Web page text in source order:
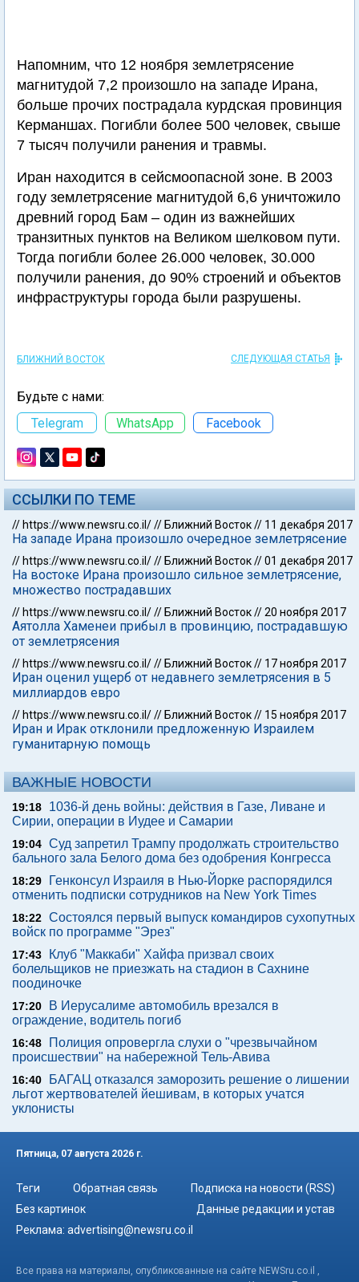
Напомним, что 12 ноября землетрясение
магнитудой 7,2 произошло на западе Ирана,
больше прочих пострадала курдская провинция
Керманшах. Погибли более 500 человек, свыше
7 тысяч получили ранения и травмы.
Иран находится в сейсмоопасной зоне. В 2003
году землетрясение магнитудой 6,6 уничтожило
древний город Бам – один из важнейших
транзитных пунктов на Великом шелковом пути.
Тогда погибли более 26.000 человек, 30.000
получили ранения, до 90% строений и объектов
инфраструктуры города были разрушены.
БЛИЖНИЙ ВОСТОК СЛЕДУЮЩАЯ СТАТЬЯ
Будьте с нами:
Telegram
WhatsApp Facebook
ССЫЛКИ ПО ТЕМЕ
// https://www.newsru.co.il/// Ближний Восток// 11 декабря 2017
На западе Ирана произошло очередное землетрясение
// https://www.newsru.co.il/// Ближний Восток//01 декабря 2017
На востоке Ирана произошло сильное землетрясение,
множество пострадавших
// https://www.newsru.co.il/// Ближний Восток//20 ноября 2017
Аятолла Хаменеи прибыл в провинцию, пострадавшую
от землетрясения
// https://www.newsru.co.il/// Ближний Восток// 17 ноября 2017
Иран оценил ущерб от недавнего землетрясения в 5
миллиардов евро
// https://www.newsru.co.il/// Ближний Восток// 15 ноября 2017
Иран и Ирак отклонили предложенную Израилем
гуманитарную помощь
ВАЖНЫЕ НОВОСТИ
19:18
1036-й день войны: действия в Газе, Ливане и
Сирии, операции в Иудее и Самарии
19:04 Суд запретил Трампу продолжать строительство
бального зала Белого дома без одобрения Конгресса
18:29
Генконсул Израиля в Нью-Йорке распорядился
отменить подписки сотрудников на New York Times
18:22 Состоялся первый выпуск командиров сухопутных
войск по программе "Эрез"
17:43
Клуб "Маккаби" Хайфа призвал своих
болельщиков не приезжать на стадион в Сахнине
поодиночке
17:20
В Иерусалиме автомобиль врезался в
ограждение, водитель погиб
16:48
Полиция опровергла слухи о "чрезвычайном
происшествии" на набережной Тель-Авива
16:40
БАГАЦ отказался заморозить решение о лишении
льгот жертвователей йешивам, в которых учатся
уклонисты
Пятница, 07 августа 2026 г.
Теги Обратная связь
Подписка на новости (RSS)
Без картинок
Данные редакции и устав
Реклама: advertising@newsru.co.il
Все права на материалы, опубликованные на сайте NEWSru.co.il ,